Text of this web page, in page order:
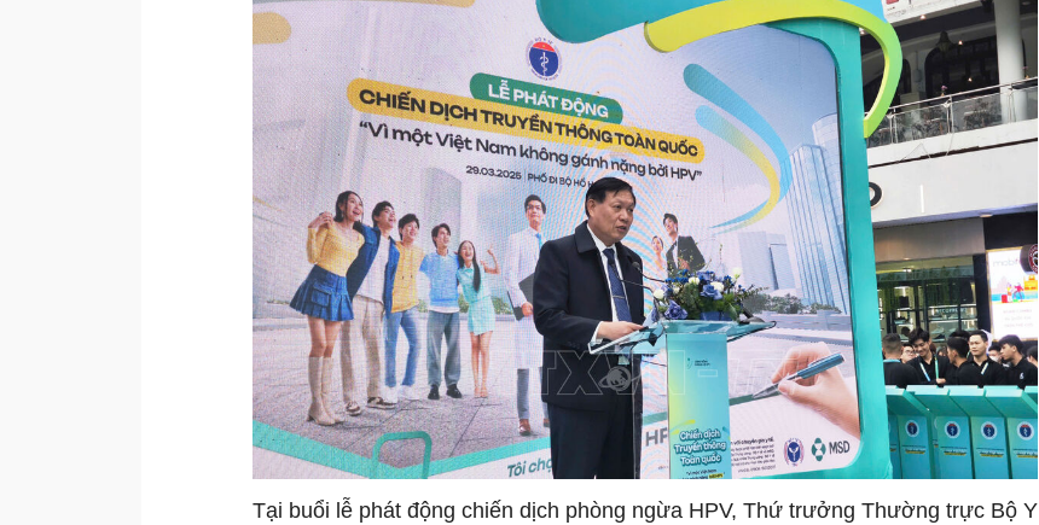
Tại buổi lễ phát động chiến dịch phòng ngừa HPV, Thứ trưởng Thường trực Bộ Y